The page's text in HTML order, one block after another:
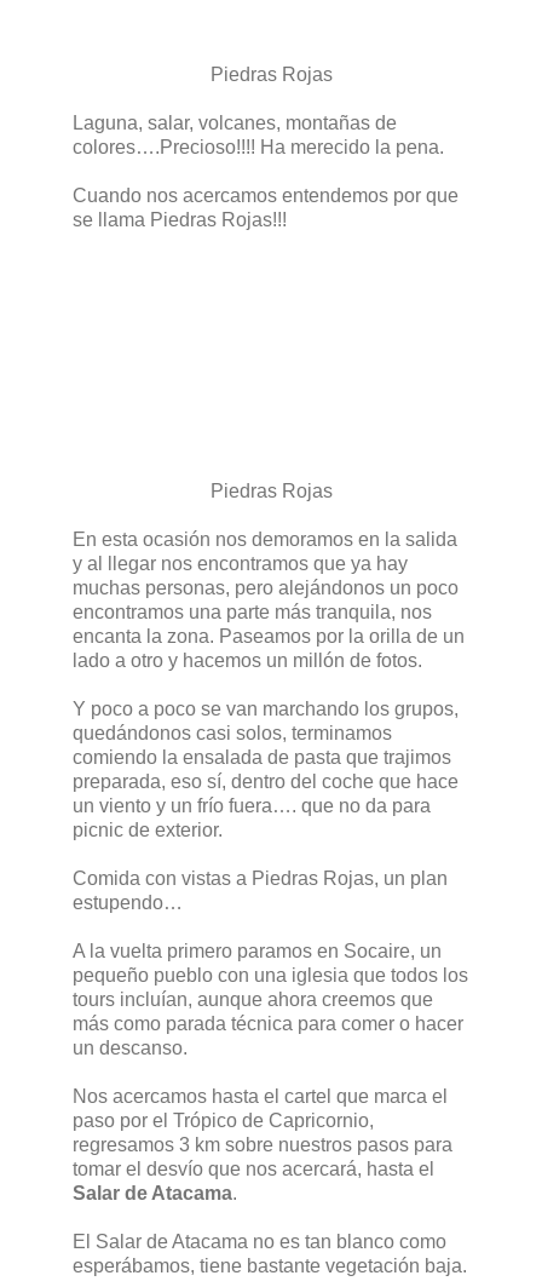
Piedras Rojas
Laguna, salar, volcanes, montañas de
colores….Precioso!!!! Ha merecido la pena.
Cuando nos acercamos entendemos por que
se llama Piedras Rojas!!!
Piedras Rojas
En esta ocasión nos demoramos en la salida
y al llegar nos encontramos que ya hay
muchas personas, pero alejándonos un poco
encontramos una parte más tranquila, nos
encanta la zona. Paseamos por la orilla de un
lado a otro y hacemos un millón de fotos.
Y poco a poco se van marchando los grupos,
quedándonos casi solos, terminamos
comiendo la ensalada de pasta que trajimos
preparada, eso sí, dentro del coche que hace
un viento y un frío fuera…. que no da para
picnic de exterior.
Comida con vistas a Piedras Rojas, un plan
estupendo…
A la vuelta primero paramos en Socaire, un
pequeño pueblo con una iglesia que todos los
tours incluían, aunque ahora creemos que
más como parada técnica para comer o hacer
un descanso.
Nos acercamos hasta el cartel que marca el
paso por el Trópico de Capricornio,
regresamos 3 km sobre nuestros pasos para
tomar el desvío que nos acercará, hasta el
Salar de Atacama.
El Salar de Atacama no es tan blanco como
esperábamos, tiene bastante vegetación baja.